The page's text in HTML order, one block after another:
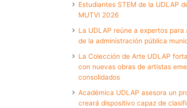
Estudiantes STEM de la UDLAP
MUTVI 2026
La UDLAP reúne a expertos para
de la administración pública
La Colección de Arte UDLAP
con nuevas obras de artistas
consolidados
Académica UDLAP asesora un
creará dispositivo capaz de